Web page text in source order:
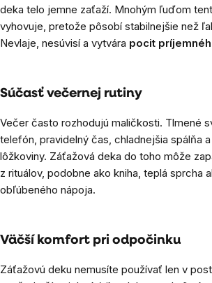
deka telo jemne zaťaží. Mnohým ľuďom
vyhovuje, pretože pôsobí stabilnejšie než
Nevlaje, nesúvisí a vytvára pocit
Súčasť večernej rutiny
Večer často rozhodujú maličkosti. Tlmené
telefón, pravidelný čas, chladnejšia spálňa
lôžkoviny. Záťažová deka do toho môže
z rituálov, podobne ako kniha, teplá sprcha
obľúbeného nápoja.
Väčší komfort pri odpočinku
Záťažovú deku nemusíte používať len v